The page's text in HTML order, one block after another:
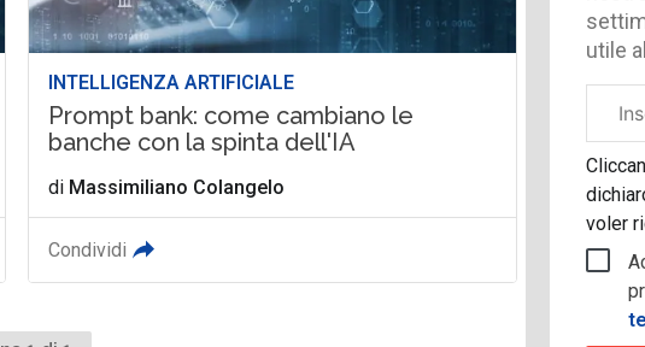
INTELLIGENZA ARTIFICIALE
Prompt bank: come cambiano le
banche con la spinta dell'IA
di Massimiliano Colangelo
Condividi
utile
voler